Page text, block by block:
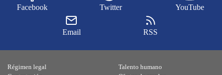
Facebook Twitter YouTube
Email RSS
Régimen legal
Talento humano